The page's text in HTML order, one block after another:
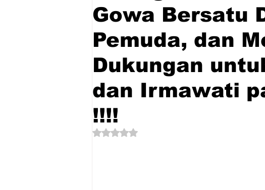
Gowa Bersatu
Pemuda, dan
Dukungan
dan Irmawati
!!!!
Dinilai NaN dari 5 bintang.